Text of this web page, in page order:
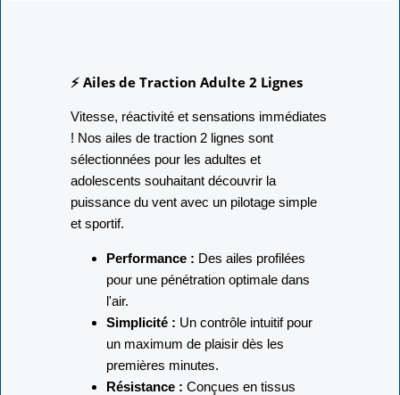
⚡ Ailes de Traction Adulte 2 Lignes
Vitesse, réactivité et sensations immédiates
! Nos ailes de traction 2 lignes sont
sélectionnées pour les adultes et
adolescents souhaitant découvrir la
puissance du vent avec un pilotage simple
et sportif.
Performance : Des ailes profilées
pour une pénétration optimale dans
l'air.
Simplicité : Un contrôle intuitif pour
un maximum de plaisir dès les
premières minutes.
Résistance : Conçues en tissus